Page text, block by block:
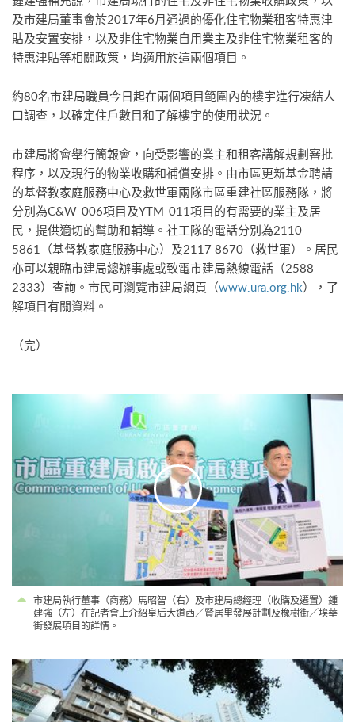
市建局執行董事（商務）馬昭智（右）及市建局總經理（收購及遷置）鍾
建強（左）在記者會上介紹皇后大道西／賢居里發展計劃及橡樹街／埃華
街發展項目的詳情。
及市建局董事會於2017年6月通過的優化住宅物業租客特惠津
貼及安置安排，以及非住宅物業自用業主及非住宅物業租客的
特惠津貼等相關政策，均適用於這兩個項目。
約80名市建局職員今日起在兩個項目範圍內的樓宇進行凍結人
口調查，以確定住戶數目和了解樓宇的使用狀況。
市建局將會舉行簡報會，向受影響的業主和租客講解規劃審批
程序，以及現行的物業收購和補償安排。由市區更新基金聘請
的基督教家庭服務中心及救世軍兩隊市區重建社區服務隊，將
分別為C&W-006項目及YTM-011項目的有需要的業主及居
民，提供適切的幫助和輔導。社工隊的電話分別為2110
5861（基督教家庭服務中心）及2117 8670（救世軍）。居民
亦可以親臨市建局總辦事處或致電市建局熱線電話（2588
2333）查詢。市民可瀏覽市建局網頁（www.ura.org.hk），了
解項目有關資料。
（完）